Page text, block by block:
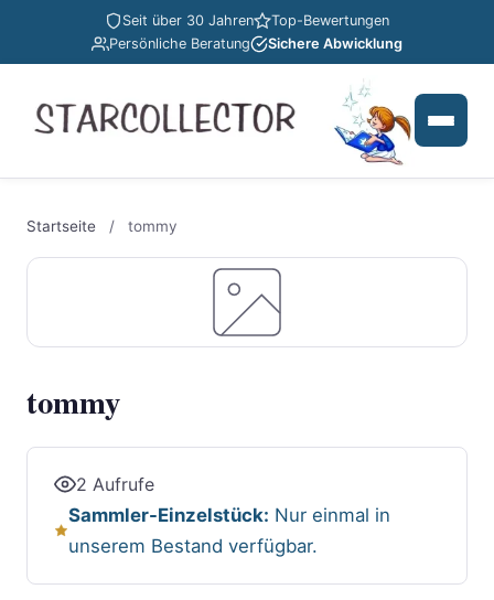
Seit über 30 Jahren
Top-Bewertungen
Persönliche Beratung
Sichere Abwicklung
Startseite / tommy
tommy
2 Aufrufe
Sammler-Einzelstück: Nur einmal in
unserem Bestand verfügbar.